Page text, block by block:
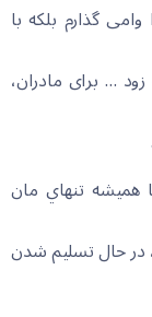
گذارم بلکه با
… برای مادران،
هميشه تنهاي مان
در حال تسليم شدن